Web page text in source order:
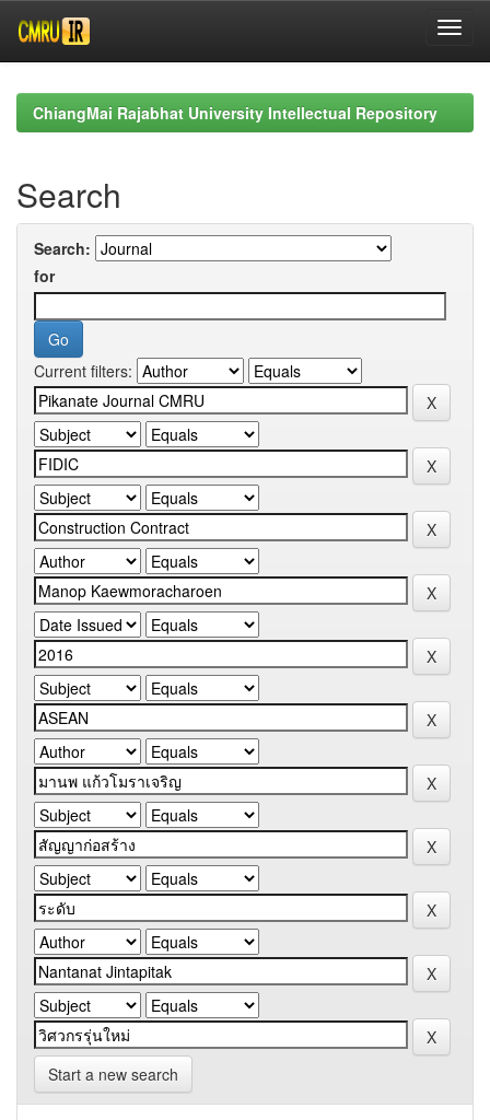
navigationChiangMai Rajabhat University Intellectual Repository
Search
Search:
for
Current filters:
Start a new search